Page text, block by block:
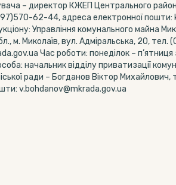
– директор КЖЕП Центрального
62-44, адреса електронної пошти:
Управління комунального майна
м. Миколаїв, вул. Адміральська, 20,
Час роботи: понеділок –
начальник відділу приватизації
ради – Богданов Віктор
v.bohdanov@mkrada.gov.ua